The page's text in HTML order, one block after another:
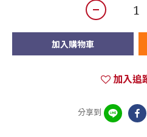
加入購物車
加入追
分享到